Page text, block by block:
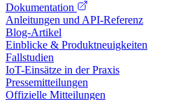
Dokumentation
Anleitungen und API-Referenz
Blog-Artikel
Einblicke & Produktneuigkeiten
Fallstudien
IoT-Einsätze in der Praxis
Pressemitteilungen
Offizielle Mitteilungen